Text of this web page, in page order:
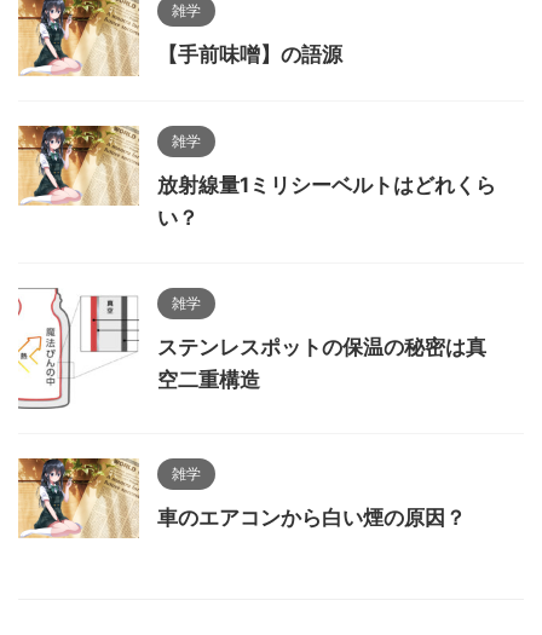
雑学
【手前味噌】の語源
雑学
放射線量1ミリシーベルトはどれくら
い？
雑学
ステンレスポットの保温の秘密は真
空二重構造
雑学
車のエアコンから白い煙の原因？